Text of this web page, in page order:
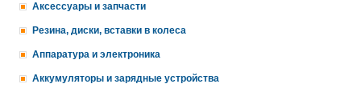
Аксессуары и запчасти
Резина, диски, вставки в колеса
Аппаратура и электроника
Аккумуляторы и зарядные устройства